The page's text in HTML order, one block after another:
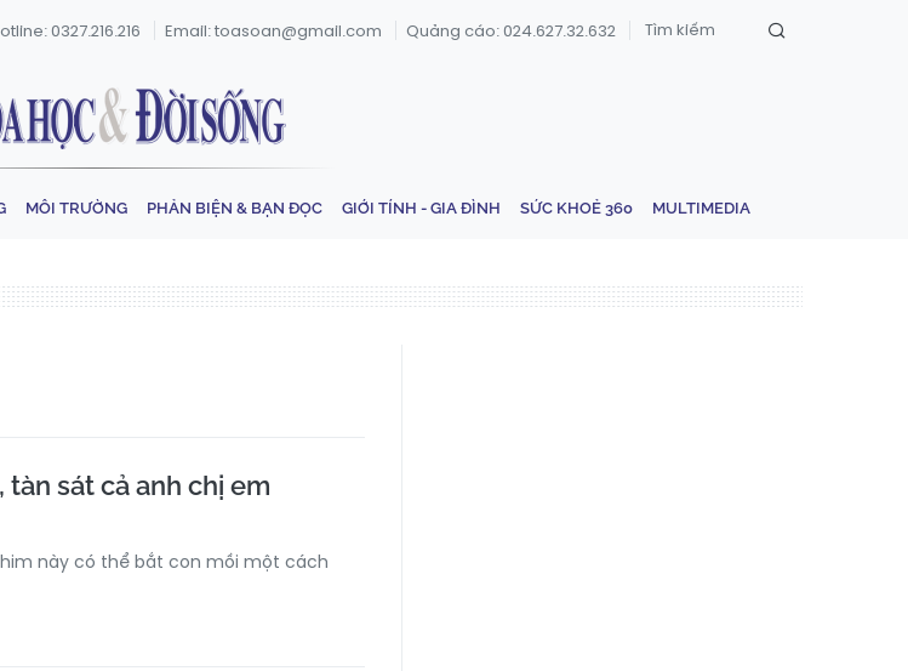
0327.216.216 Email: toasoan@gmail.com Quảng cáo: 024.627.32.632
MÔI TRƯỜNG PHẢN BIỆN & BẠN ĐỌC GIỚI TÍNH - GIA ĐÌNH SỨC KHOẺ 360 MULTIMEDIA
sát cả anh chị em
này có thể bắt con mồi một cách